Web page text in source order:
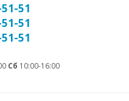
51
51
51
Сб 10:00-16:00